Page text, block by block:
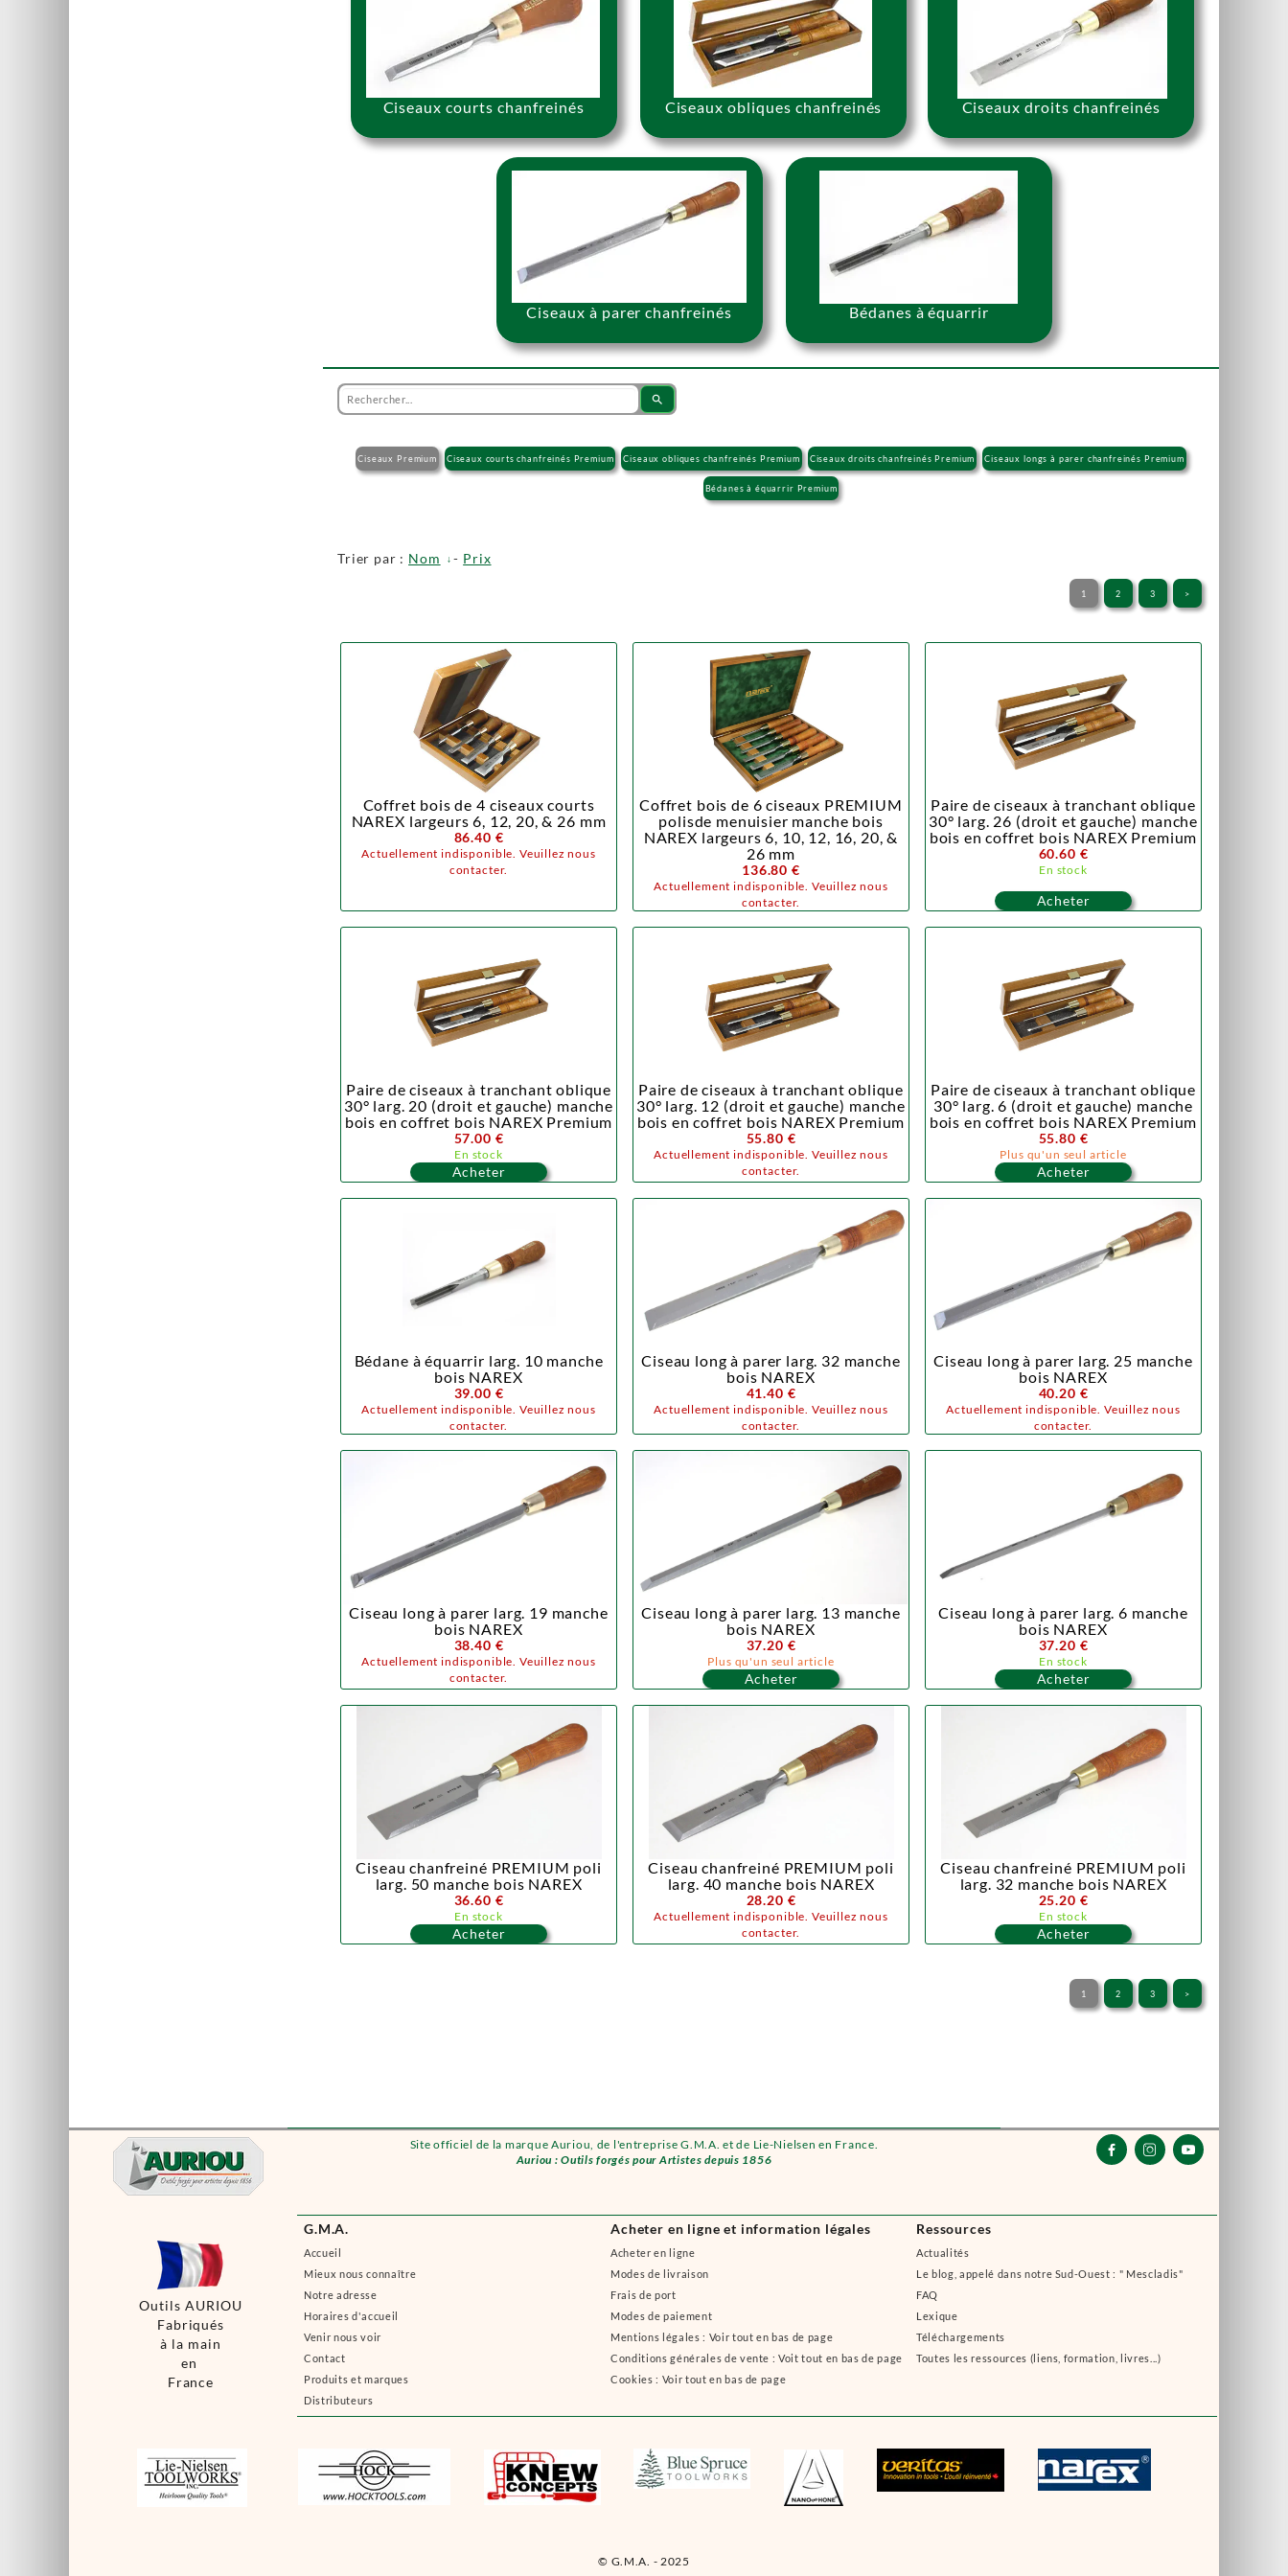
Site officiel de la marque Auriou, de l'entreprise G.M.A. et de Lie-Nielsen en France.
Auriou : Outils forgés pour Artistes depuis 1856
© G.M.A. - 2025
G.M.A.
Accueil
Mieux nous connaître
Notre adresse
Horaires d'accueil
Venir nous voir
Contact
Produits et marques
Distributeurs
Acheter en ligne et information légales
Acheter en ligne
Modes de livraison
Frais de port
Modes de paiement
Mentions légales : Voir tout en bas de page
Conditions générales de vente : Voit tout en bas de page
Cookies : Voir tout en bas de page
Ressources
Actualités
Le blog, appelé dans notre Sud-Ouest : " Mescladis"
FAQ
Lexique
Téléchargements
Toutes les ressources (liens, formation, livres...)
  
Outils AURIOU
Fabriqués
à la main
en
France
Ciseaux courts chanfreinés Ciseaux obliques chanfreinés Ciseaux droits chanfreinés
Bédanes à équarrir
Ciseaux à parer chanfreinés
search
Ciseaux Premium Ciseaux courts chanfreinés Premium Ciseaux obliques chanfreinés Premium Ciseaux droits chanfreinés Premium Ciseaux longs à parer chanfreinés Premium
Bédanes à équarrir Premium
Trier par : Nom - Prix
1 2 3 >
Coffret bois de 4 ciseaux courts
NAREX largeurs 6, 12, 20, & 26 mm
86.40 €
Actuellement indisponible. Veuillez nous
contacter.
Coffret bois de 6 ciseaux PREMIUM
polisde menuisier manche bois
NAREX largeurs 6, 10, 12, 16, 20, &
26 mm
136.80 €
Actuellement indisponible. Veuillez nous
contacter.
Paire de ciseaux à tranchant oblique
30° larg. 26 (droit et gauche) manche
bois en coffret bois NAREX Premium
60.60 €
En stock
Acheter
Paire de ciseaux à tranchant oblique
30° larg. 20 (droit et gauche) manche
bois en coffret bois NAREX Premium
57.00 €
En stock
Acheter
Paire de ciseaux à tranchant oblique
30° larg. 12 (droit et gauche) manche
bois en coffret bois NAREX Premium
55.80 €
Actuellement indisponible. Veuillez nous
contacter.
Paire de ciseaux à tranchant oblique
30° larg. 6 (droit et gauche) manche
bois en coffret bois NAREX Premium
55.80 €
Plus qu'un seul article
Acheter
Bédane à équarrir larg. 10 manche
bois NAREX
39.00 €
Actuellement indisponible. Veuillez nous
contacter.
Ciseau long à parer larg. 32 manche
bois NAREX
41.40 €
Actuellement indisponible. Veuillez nous
contacter.
Ciseau long à parer larg. 25 manche
bois NAREX
40.20 €
Actuellement indisponible. Veuillez nous
contacter.
Ciseau long à parer larg. 19 manche
bois NAREX
38.40 €
Actuellement indisponible. Veuillez nous
contacter.
Ciseau long à parer larg. 13 manche
bois NAREX
37.20 €
Plus qu'un seul article
Acheter
Ciseau long à parer larg. 6 manche
bois NAREX
37.20 €
En stock
Acheter
Ciseau chanfreiné PREMIUM poli
larg. 50 manche bois NAREX
36.60 €
En stock
Acheter
Ciseau chanfreiné PREMIUM poli
larg. 40 manche bois NAREX
28.20 €
Actuellement indisponible. Veuillez nous
contacter.
Ciseau chanfreiné PREMIUM poli
larg. 32 manche bois NAREX
25.20 €
En stock
Acheter
1 2 3 >